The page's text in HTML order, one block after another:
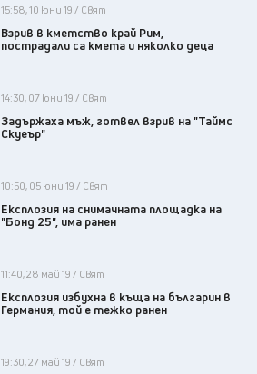
15:58, 10 юни 19 / Свят
Взрив в кметство край Рим,
пострадали са кмета и няколко деца
14:30, 07 юни 19 / Свят
Задържаха мъж, готвел взрив на "Таймс
Скуеър"
10:50, 05 юни 19 / Свят
Експлозия на снимачната площадка на
"Бонд 25", има ранен
11:40, 28 май 19 / Свят
Експлозия избухна в къща на българин в
Германия, той е тежко ранен
19:30, 27 май 19 / Свят